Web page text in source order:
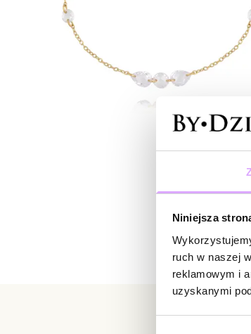
Niniejsza
ruch w naszej
reklamowym i
uzyskanymi